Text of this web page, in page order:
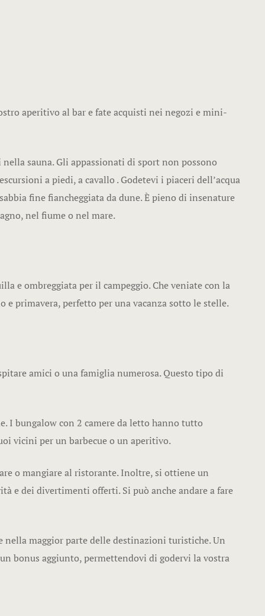
aperitivo al bar e fate acquisti nei negozi e mini-
sauna. Gli appassionati di sport non possono
a piedi, a cavallo . Godetevi i piaceri dell’acqua
fine fiancheggiata da dune. È pieno di insenature
nel fiume o nel mare.
e ombreggiata per il campeggio. Che veniate con la
primavera, perfetto per una vacanza sotto le stelle.
amici o una famiglia numerosa. Questo tipo di
I bungalow con 2 camere da letto hanno tutto
vicini per un barbecue o un aperitivo.
o mangiare al ristorante. Inoltre, si ottiene un
e dei divertimenti offerti. Si può anche andare a fare
nella maggior parte delle destinazioni turistiche. Un
bonus aggiunto, permettendovi di godervi la vostra